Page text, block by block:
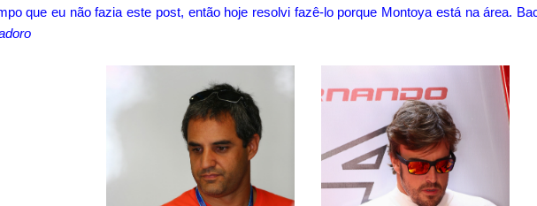
que eu não fazia este post, então hoje resolvi fazê-lo porque Montoya está na área.